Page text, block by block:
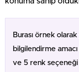
Burası örnek olarak
bilgilendirme
ve 5 renk seçeneği